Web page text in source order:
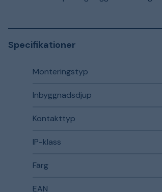
Specifikationer
Monteringstyp
Inbyggnadsdjup
Kontakttyp
IP-klass
Färg
EAN